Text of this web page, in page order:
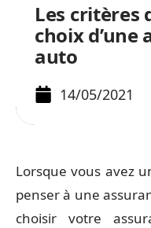
Les critères
choix d’une
auto
14/05/2021
Lorsque vous avez
penser à une
choisir votre